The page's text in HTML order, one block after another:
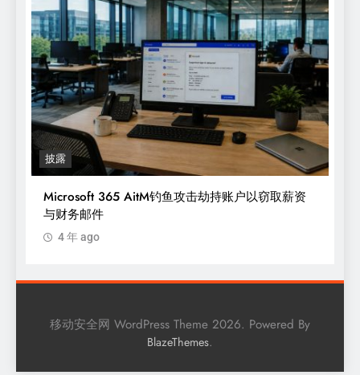
漏洞
新型 NatJack 攻击通过操纵 NAT 表劫持 TCP 会话
并伪造 DNS
移动安全网 WordPress Theme 2026. Powered By
BlazeThemes.